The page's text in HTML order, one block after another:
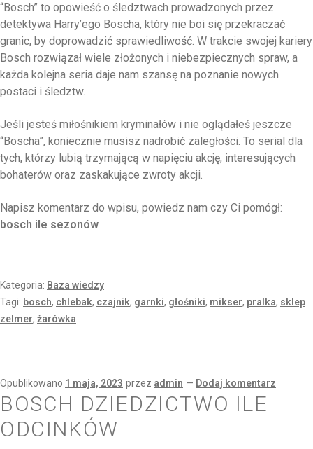
“Bosch” to opowieść o śledztwach prowadzonych przez
detektywa Harry’ego Boscha, który nie boi się przekraczać
granic, by doprowadzić sprawiedliwość. W trakcie swojej kariery
Bosch rozwiązał wiele złożonych i niebezpiecznych spraw, a
każda kolejna seria daje nam szansę na poznanie nowych
postaci i śledztw.
Jeśli jesteś miłośnikiem kryminałów i nie oglądałeś jeszcze
“Boscha”, koniecznie musisz nadrobić zaległości. To serial dla
tych, którzy lubią trzymającą w napięciu akcję, interesujących
bohaterów oraz zaskakujące zwroty akcji.
Napisz komentarz do wpisu, powiedz nam czy Ci pomógł:
bosch ile sezonów
Kategoria: Baza wiedzy
Tagi: bosch, chlebak, czajnik, garnki, głośniki, mikser, pralka, sklep
zelmer, żarówka
Opublikowano 1 maja, 2023 przez admin — Dodaj komentarz
BOSCH DZIEDZICTWO ILE
ODCINKÓW